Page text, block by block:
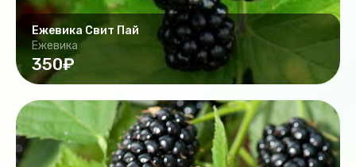
Ежевика Свит Пай
Ежевика
350₽